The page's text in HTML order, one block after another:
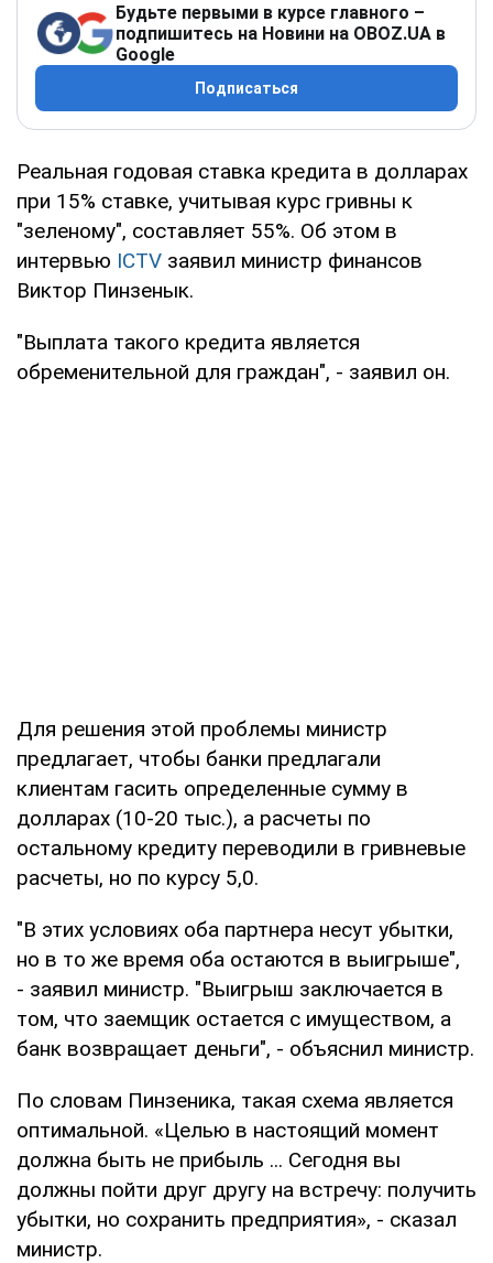
Будьте первыми в курсе главного –
подпишитесь на Новини на OBOZ.UA в
Google
Подписаться
Реальная годовая ставка кредита в долларах
при 15% ставке, учитывая курс гривны к
"зеленому", составляет 55%. Об этом в
интервью ICTV заявил министр финансов
Виктор Пинзенык.
"Выплата такого кредита является
обременительной для граждан", - заявил он.
Для решения этой проблемы министр
предлагает, чтобы банки предлагали
клиентам гасить определенные сумму в
долларах (10-20 тыс.), а расчеты по
остальному кредиту переводили в гривневые
расчеты, но по курсу 5,0.
"В этих условиях оба партнера несут убытки,
но в то же время оба остаются в выигрыше",
- заявил министр. "Выигрыш заключается в
том, что заемщик остается с имуществом, а
банк возвращает деньги", - объяснил министр.
По словам Пинзеника, такая схема является
оптимальной. «Целью в настоящий момент
должна быть не прибыль ... Сегодня вы
должны пойти друг другу на встречу: получить
убытки, но сохранить предприятия», - сказал
министр.